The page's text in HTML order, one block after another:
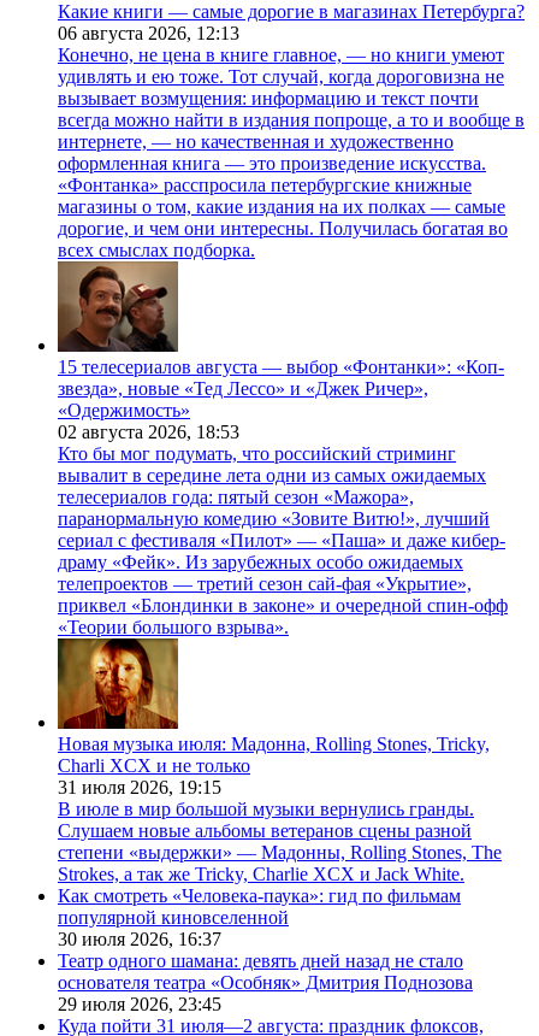
Какие книги — самые дорогие в магазинах Петербурга?
06 августа 2026, 12:13
Конечно, не цена в книге главное, — но книги умеют
удивлять и ею тоже. Тот случай, когда дороговизна не
вызывает возмущения: информацию и текст почти
всегда можно найти в издания попроще, а то и вообще в
интернете, — но качественная и художественно
оформленная книга — это произведение искусства.
«Фонтанка» расспросила петербургские книжные
магазины о том, какие издания на их полках — самые
дорогие, и чем они интересны. Получилась богатая во
всех смыслах подборка.
15 телесериалов августа — выбор «Фонтанки»: «Коп-
звезда», новые «Тед Лессо» и «Джек Ричер»,
«Одержимость»
02 августа 2026, 18:53
Кто бы мог подумать, что российский стриминг
вывалит в середине лета одни из самых ожидаемых
телесериалов года: пятый сезон «Мажора»,
паранормальную комедию «Зовите Витю!», лучший
сериал с фестиваля «Пилот» — «Паша» и даже кибер-
драму «Фейк». Из зарубежных особо ожидаемых
телепроектов — третий сезон сай-фая «Укрытие»,
приквел «Блондинки в законе» и очередной спин-офф
«Теории большого взрыва».
Новая музыка июля: Мадонна, Rolling Stones, Tricky,
Charli XCX и не только
31 июля 2026, 19:15
В июле в мир большой музыки вернулись гранды.
Слушаем новые альбомы ветеранов сцены разной
степени «выдержки» — Мадонны, Rolling Stones, The
Strokes, а так же Tricky, Charlie XCX и Jack White.
Как смотреть «Человека-паука»: гид по фильмам
популярной киновселенной
30 июля 2026, 16:37
Театр одного шамана: девять дней назад не стало
основателя театра «Особняк» Дмитрия Поднозова
29 июля 2026, 23:45
Куда пойти 31 июля—2 августа: праздник флоксов,